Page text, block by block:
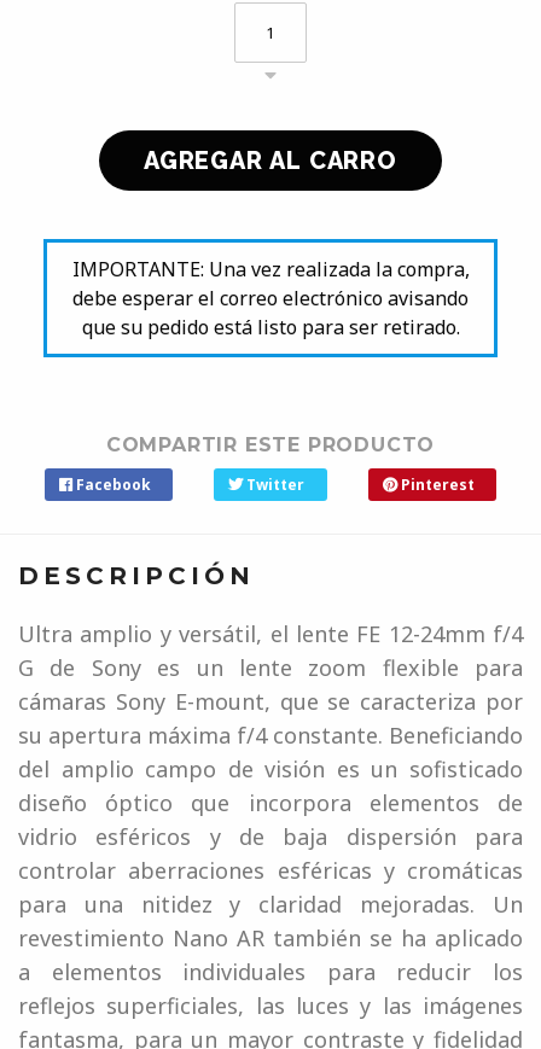
IMPORTANTE: Una vez realizada la compra,
debe esperar el correo electrónico avisando
que su pedido está listo para ser retirado.
COMPARTIR ESTE PRODUCTO
Facebook Twitter Pinterest
DESCRIPCIÓN
Ultra amplio y versátil, el lente FE 12-24mm f/4
G de Sony es un lente zoom flexible para
cámaras Sony E-mount, que se caracteriza por
su apertura máxima f/4 constante. Beneficiando
del amplio campo de visión es un sofisticado
diseño óptico que incorpora elementos de
vidrio esféricos y de baja dispersión para
controlar aberraciones esféricas y cromáticas
para una nitidez y claridad mejoradas. Un
revestimiento Nano AR también se ha aplicado
a elementos individuales para reducir los
reflejos superficiales, las luces y las imágenes
fantasma, para un mayor contraste y fidelidad